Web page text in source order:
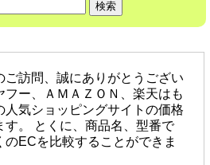
ご訪問、誠にありがとうござい
フー、ＡＭＡＺＯＮ、楽天はも
人気ショッピングサイトの価格
す。 とくに、商品名、型番で
ECを比較することができま